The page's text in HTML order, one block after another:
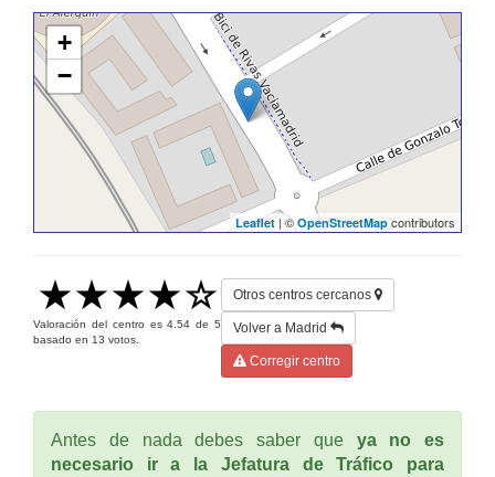
+
−
Leaflet | © OpenStreetMap contributors
Valoración del centro es4.54 de5
basado en 13 votos.
Otros centros cercanos
Volver a Madrid
Corregir centro
Antes de nada debes saber que ya no es
necesario ir a la Jefatura de Tráfico para